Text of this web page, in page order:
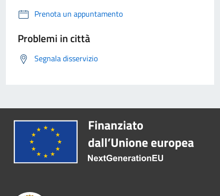
Prenota un appuntamento
Problemi in città
Segnala disservizio